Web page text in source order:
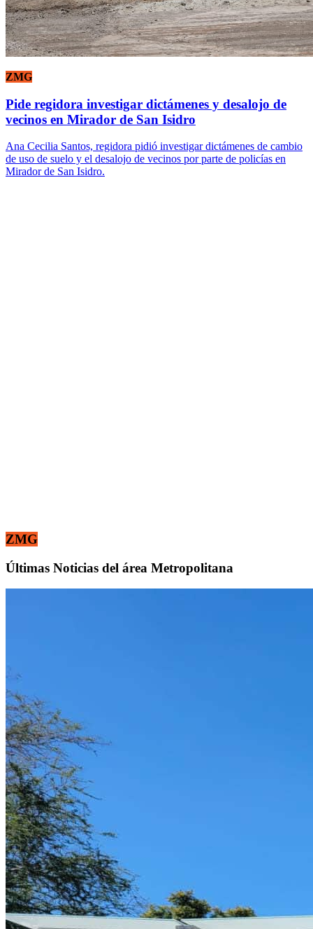
ZMG
Pide regidora investigar dictámenes y desalojo de
vecinos en Mirador de San Isidro
Ana Cecilia Santos, regidora pidió investigar dictámenes de cambio
de uso de suelo y el desalojo de vecinos por parte de policías en
Mirador de San Isidro.
ZMG
Últimas Noticias del área Metropolitana